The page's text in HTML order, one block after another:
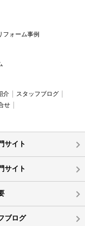
フォーム事例
介
スタッフブログ
せ
サイト
サイト
ブログ